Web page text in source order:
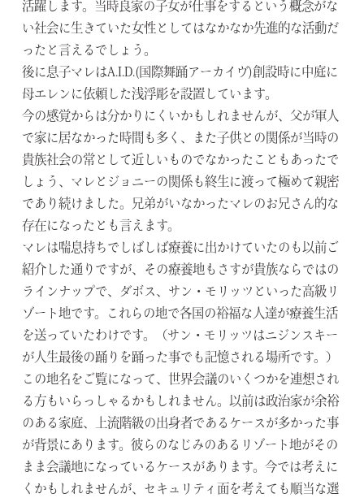
活躍します。当時良家の子女が仕事をするという概念がな
い社会に生きていた女性としてはなかなか先進的な活動だ
ったと言えるでしょう。
後に息子マレはA.I.D.(国際舞踊アーカイヴ)創設時に中庭に
母エレンに依頼した浅浮彫を設置しています。
今の感覚からは分かりにくいかもしれませんが、父が軍人
で家に居なかった時間も多く、また子供との関係が当時の
貴族社会の常として近しいものでなかったこともあったで
しょう、マレとジョニーの関係も終生に渡って極めて親密
であり続けました。兄弟がいなかったマレのお兄さん的な
存在になったとも言えます。
マレは喘息持ちでしばしば療養に出かけていたのも以前ご
紹介した通りですが、その療養地もさすが貴族ならではの
ラインナップで、ダボス、サン・モリッツといった高級リ
ゾート地です。これらの地で各国の裕福な人達が療養生活
を送っていたわけです。（サン・モリッツはニジンスキー
が人生最後の踊りを踊った事でも記憶される場所です。）
この地名をご覧になって、世界会議のいくつかを連想され
る方もいらっしゃるかもしれません。以前は政治家が余裕
のある家庭、上流階級の出身者であるケースが多かった事
が背景にあります。彼らのなじみのあるリゾート地がその
まま会議地になっているケースがあります。今では考えに
くかもしれませんが、セキュリティ面を考えても順当な選